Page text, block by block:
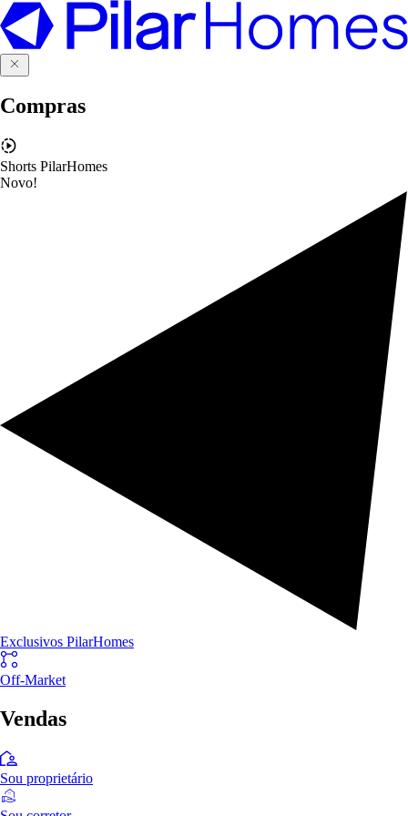
Compras
Shorts PilarHomes
Novo!
Exclusivos PilarHomes
Off-Market
Vendas
Sou proprietário